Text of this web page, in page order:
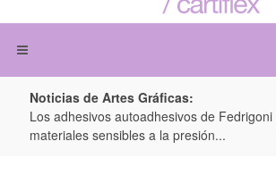
Noticias de Artes Gráficas:
Los adhesivos autoadhesivos de
materiales sensibles a la presión...